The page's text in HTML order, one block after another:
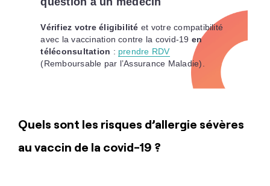
Vérifiez votre éligibilité et votre compatibilité
avec la vaccination contre la covid-19 en
téléconsultation : prendre RDV
(Remboursable par l’Assurance Maladie).
Quels sont les risques d’allergie sévères
au vaccin de la covid-19 ?